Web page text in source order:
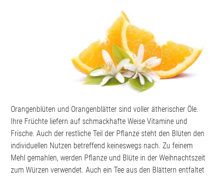
Orangenblüten und Orangenblätter sind voller ätherischer Öle.
Ihre Früchte liefern auf schmackhafte Weise Vitamine und
Frische. Auch der restliche Teil der Pflanze steht den Blüten den
individuellen Nutzen betreffend keineswegs nach. Zu feinem
Mehl gemahlen, werden Pflanze und Blüte in der Weihnachtszeit
zum Würzen verwendet. Auch ein Tee aus den Blättern entfaltet